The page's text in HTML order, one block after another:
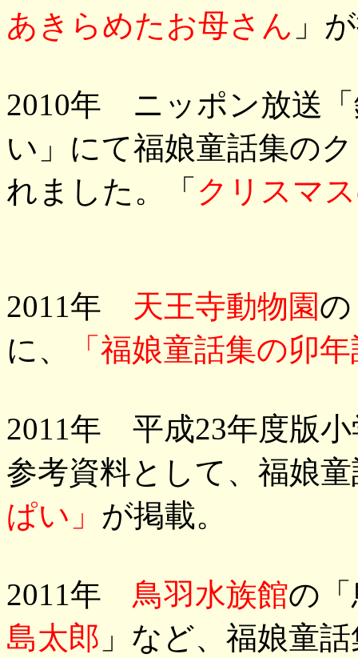
あきらめたお母さん 」
2010年 ニッポン放送
い」にて福娘童話集の
れました。「 クリスマ
2011年 天王寺動物園
に、
「福娘童話集の卯
2011年 平成23年度版
参考資料として、福娘
ぱい」 が掲載。
2011年 鳥羽水族館の
島太郎 」など、福娘童